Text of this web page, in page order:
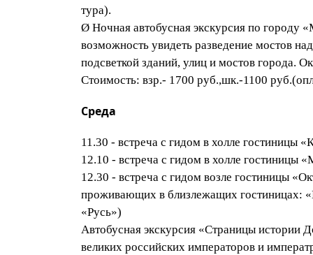
тура).
Ø Ночная автобусная экскурсия по городу
возможность увидеть разведение мостов
подсветкой зданий, улиц и мостов города.
Стоимость: взр.- 1700 руб.,шк.-1100
Среда
11.30 - встреча с гидом в холле гостиницы
12.10 - встреча с гидом в холле гостиницы
12.30 - встреча с гидом возле гостиницы
проживающих в близлежащих гостиницах:
«Русь»)
Автобусная экскурсия «Страницы истории
великих российских императоров и